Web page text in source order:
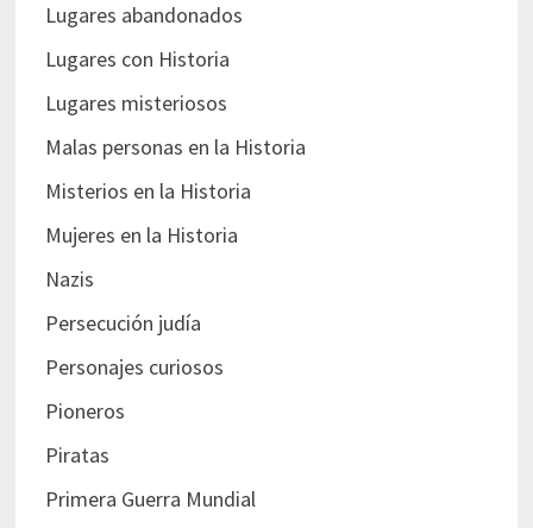
Lugares abandonados
Lugares con Historia
Lugares misteriosos
Malas personas en la Historia
Misterios en la Historia
Mujeres en la Historia
Nazis
Persecución judía
Personajes curiosos
Pioneros
Piratas
Primera Guerra Mundial